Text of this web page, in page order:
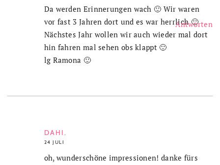
Da werden Erinnerungen wach 🙂 Wir waren
vor fast 3 Jahren dort und es war herrlich 🙂
Nächstes Jahr wollen wir auch wieder mal dort
hin fahren mal sehen obs klappt 🙂
lg Ramona 🙂
DAHI.
24 JULI
Antworten
oh, wunderschöne impressionen! danke fürs